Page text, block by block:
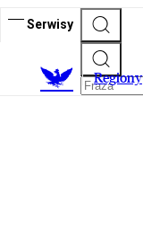
Serwisy
Regiony